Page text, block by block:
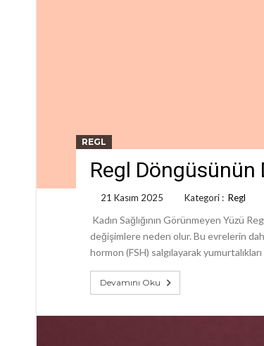
REGL
Regl
21 Kasım 2025 Kategori : Regl
Kadın Sağlığının Görünmeyen Yüzü
değişimlere neden olur. Bu evrelerin
hormon (FSH) salgılayarak
Devamını Oku